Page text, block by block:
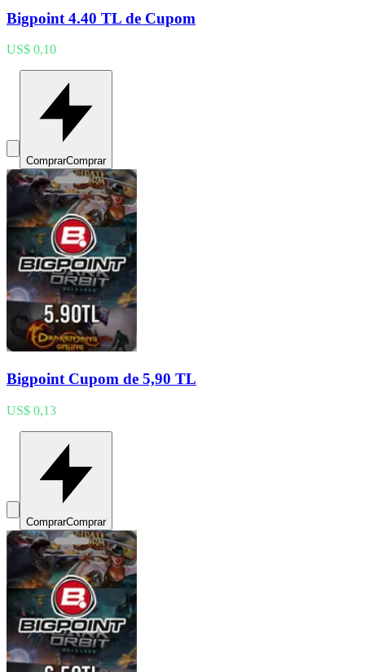
Bigpoint 4.40 TL de Cupom
US$ 0,10
ComprarComprar
Bigpoint Cupom de 5,90 TL
US$ 0,13
ComprarComprar